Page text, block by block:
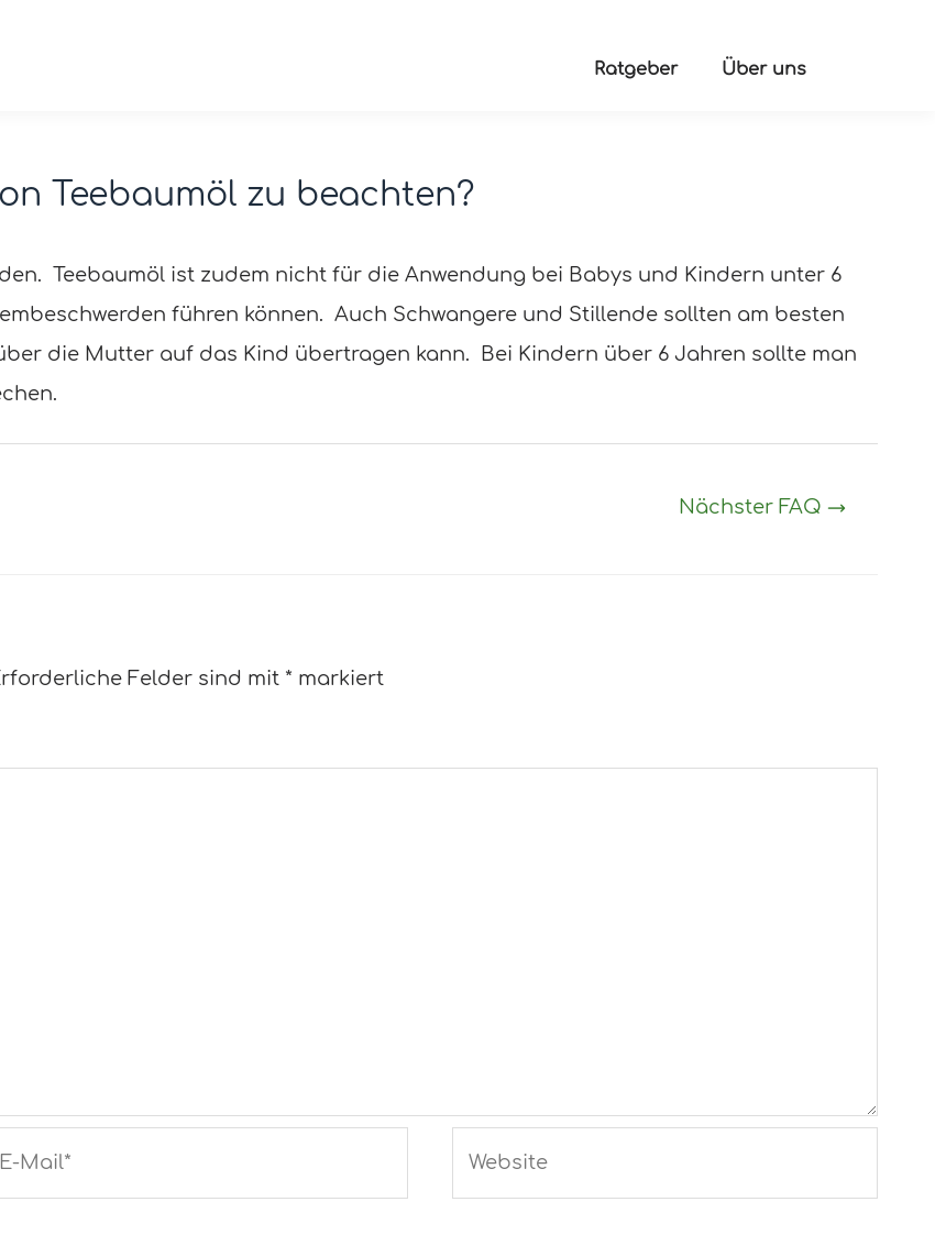
Ratgeber Über uns
Teebaumöl zu beachten?
Teebaumöl ist zudem nicht für die Anwendung bei Babys und Kindern unter 6
führen können. Auch Schwangere und Stillende sollten am besten
die Mutter auf das Kind übertragen kann. Bei Kindern über 6 Jahren sollte man
Nächster FAQ →
Felder sind mit * markiert